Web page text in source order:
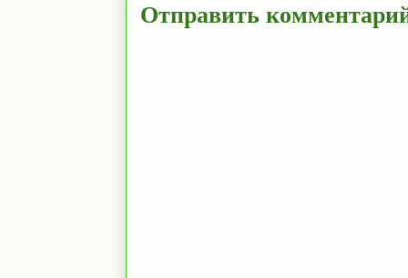
Отправить